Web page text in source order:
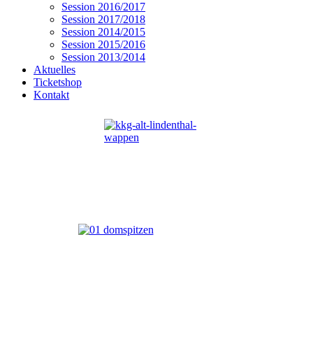
Session 2016/2017
Session 2017/2018
Session 2014/2015
Session 2015/2016
Session 2013/2014
Aktuelles
Ticketshop
Kontakt